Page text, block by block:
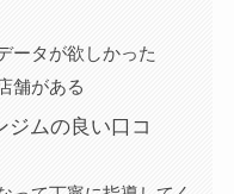
ータが欲しかった
舗がある
ジムの良い口コ